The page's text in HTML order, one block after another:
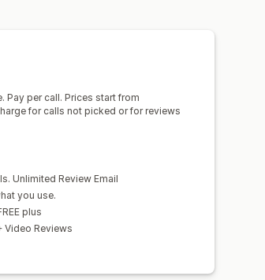
Pay per call. Prices start from
for calls not picked or for reviews
Unlimited Review Email
you use.
plus
Video Reviews